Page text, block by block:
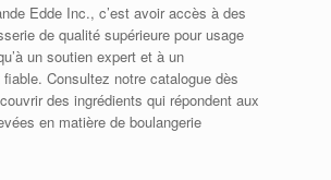
Edde Inc., c’est avoir accès à des
de qualité supérieure pour usage
un soutien expert et à un
Consultez notre catalogue dès
des ingrédients qui répondent aux
en matière de boulangerie